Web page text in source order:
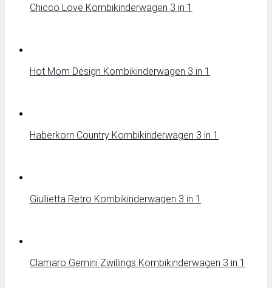
Chicco Love Kombikinderwagen 3 in 1
Hot Mom Design Kombikinderwagen 3 in 1
Haberkorn Country Kombikinderwagen 3 in 1
Giullietta Retro Kombikinderwagen 3 in 1
Clamaro Gemini Zwillings Kombikinderwagen 3 in 1